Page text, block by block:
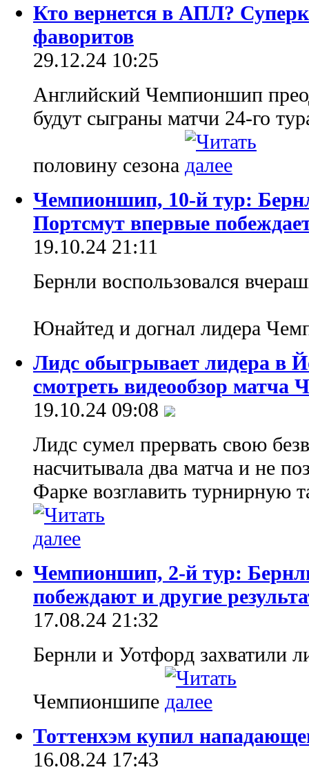
Кто вернется в АПЛ?
фаворитов
29.12.24 10:25
Английский Чемпионшип
будут сыграны матчи 24-го
половину сезона
Чемпионшип, 10-й тур:
Портсмут впервые
19.10.24 21:11
Бернли воспользовался
Юнайтед и догнал лидера
Лидс обыгрывает лидера в
смотреть видеообзор матча
19.10.24 09:08
Лидс сумел прервать свою
насчитывала два матча и не
Фарке возглавить турнирную
Чемпионшип, 2-й тур:
побеждают и другие
17.08.24 21:32
Бернли и Уотфорд захватили
Чемпионшипе
Тоттенхэм купил
16.08.24 17:43